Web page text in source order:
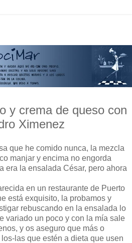
y crema de queso con
Ximenez
que he comido nunca, la mezcla
manjar y encima no engorda
era la ensalada César, pero ahora
en un restaurante de Puerto
está exquisito, la probamos y
rebuscando en la ensalada lo
variado un poco y con la mía sale
y os aseguro que más o
las que estén a dieta que usen